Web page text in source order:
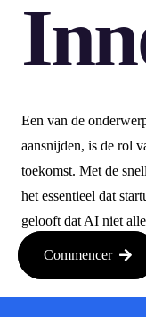
Een van de
aansnijden, is de rol
toekomst. Met de
het essentieel dat
gelooft dat AI niet
die het
Commencer